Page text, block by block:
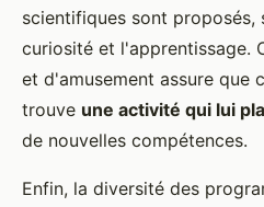
scientifiques sont proposés,
curiosité et l'apprentissage.
et d'amusement assure que
trouve une activité qui lui
de nouvelles compétences.
Enfin, la diversité des